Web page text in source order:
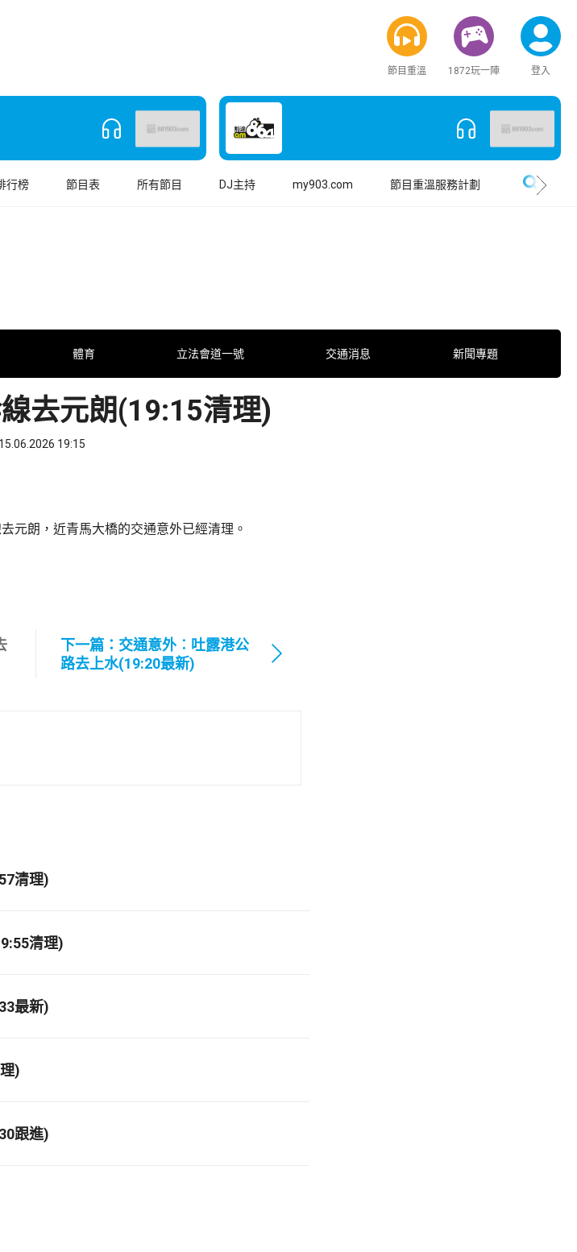
節目重溫 1872玩一陣 登入
行榜 節目表 所有節目 DJ主持 my903.com 節目重溫服務計劃
體育 立法會道一號 交通消息 新聞專題
去元朗(19:15清理)
19:15
元朗，近青馬大橋的交通意外已經清理。
下一篇：交通意外︰吐露港公
路去上水(19:20最新)
清理)
清理)
最新)
)
跟進)